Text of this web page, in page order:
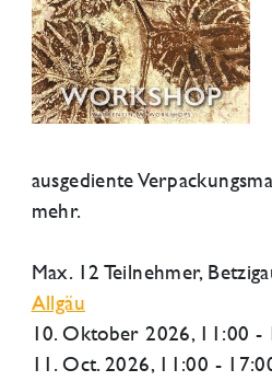
ausgediente
mehr.
Max. 12 Teilnehmer,
Allgäu
10. Oktober 2026, 11:00 -
11. Oct. 2026, 11:00 -